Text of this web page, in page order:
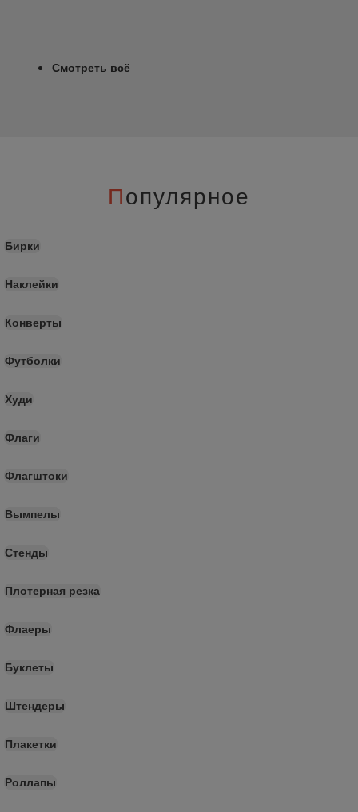
Смотреть всё
Популярное
Бирки
Наклейки
Конверты
Футболки
Худи
Флаги
Флагштоки
Вымпелы
Стенды
Плотерная резка
Флаеры
Буклеты
Штендеры
Плакетки
Роллапы